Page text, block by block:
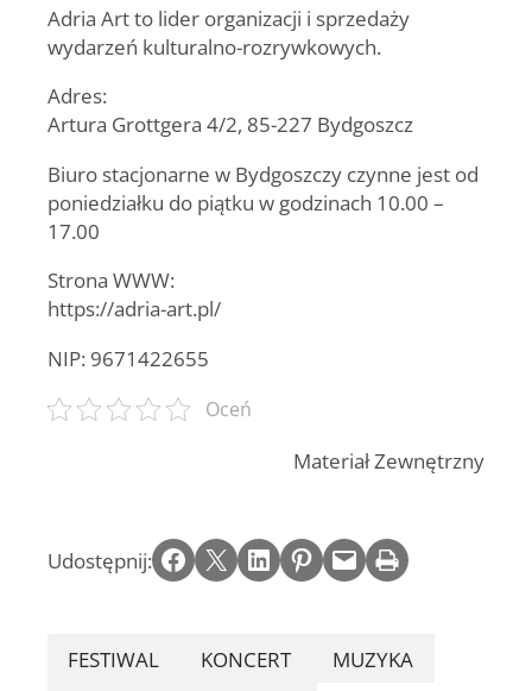
Adria Art to lider organizacji i sprzedaży
wydarzeń kulturalno-rozrywkowych.
Adres:
Artura Grottgera 4/2, 85-227 Bydgoszcz
Biuro stacjonarne w Bydgoszczy czynne jest od
poniedziałku do piątku w godzinach 10.00 –
17.00
Strona WWW:
https://adria-art.pl/
NIP: 9671422655
Oceń
Materiał Zewnętrzny
Udostępnij: Share on Facebook Email this Page Share on LinkedIn Share on Pinterest Email this Page Print this Page
FESTIWAL KONCERT
MUZYKA